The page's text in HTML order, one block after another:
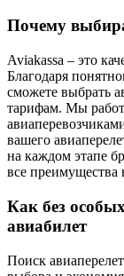
Почему
Aviakassa – это
Благодаря
сможете выбрать
тарифам. Мы
вашего
на каждом этапе
все преимущества
Как без
авиабилет
Поиск